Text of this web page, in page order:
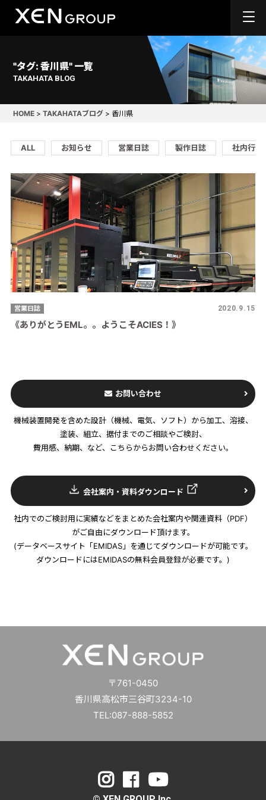
"タグ:香川県" 一覧
TAKAHATA BLOG
HOME >TAKAHATAブログ > 香川県
ALL お知らせ 営業日誌 製作日誌 社内行事
営業日誌 2020.9.15
《ありがとうEML。。ようこそACIES！》
お問い合わせ
機械装置開発を含めた設計（機械、電気、ソフト）から加工、溶接、
塗装、組立、据付までのご相談やご検討、
費用感、納期、など、こちらからお問い合わせください。
会社案内・資料ダウンロード
社内でのご検討用に実績などをまとめた会社案内や関連資料（PDF）
がご自由にダウンロード頂けます。
(データベースサイト「EMIDAS」を通じてダウンロードが可能です。
ダウンロードにはEMIDASの無料会員登録が必要です。)
〒761-0450
香川県高松市三谷町3234-10
TEL:087-888-5852